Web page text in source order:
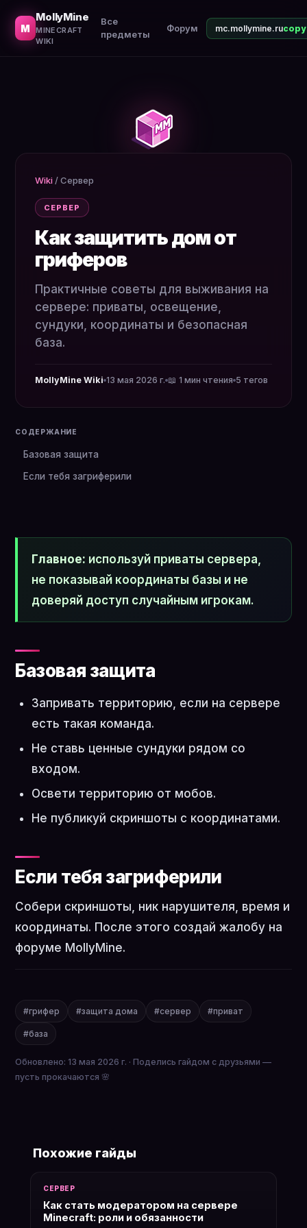
M
MollyMine
MINECRAFT
WIKI
Все
предметы
Форум mc.mollymine.ru
Wiki /Сервер
СЕРВЕР
Как защитить дом от
гриферов
Практичные советы для выживания на
сервере: приваты, освещение,
сундуки, координаты и безопасная
база.
MollyMine Wiki 13 мая 2026 г. 📖 1 мин чтения 5 тегов
СОДЕРЖАНИЕ
Базовая защита
Если тебя загриферили
Главное: используй приваты сервера,
не показывай координаты базы и не
доверяй доступ случайным игрокам.
Базовая защита
Запривать территорию, если на сервере
есть такая команда.
Не ставь ценные сундуки рядом со
входом.
Освети территорию от мобов.
Не публикуй скриншоты с координатами.
Если тебя загриферили
Собери скриншоты, ник нарушителя, время и
координаты. После этого создай жалобу на
форуме MollyMine.
#грифер #защита дома #сервер #приват
#база
Обновлено: 13 мая 2026 г. · Поделись гайдом с друзьями —
пусть прокачаются 🌸
Похожие гайды
СЕРВЕР
Как стать модератором на сервере
Minecraft: роли и обязанности